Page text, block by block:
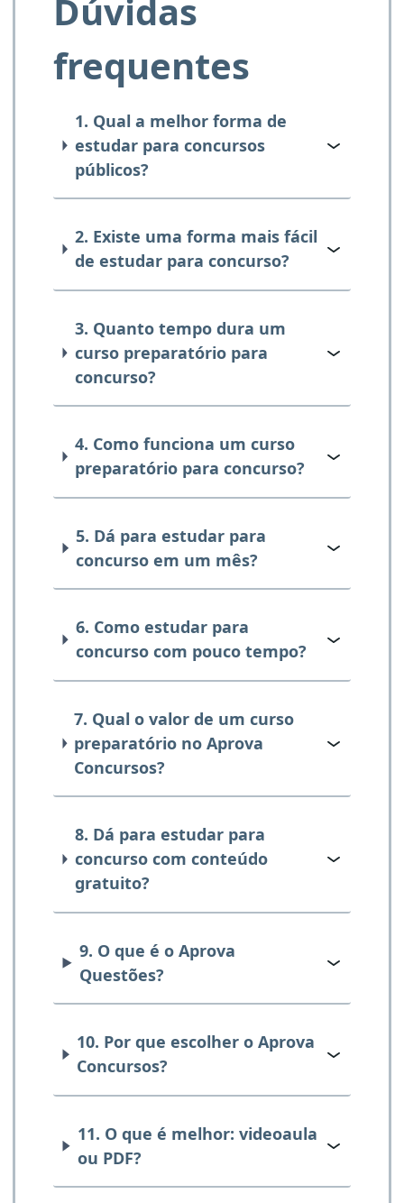
Dúvidas
frequentes
1. Qual a melhor forma de
estudar para concursos
públicos?
2. Existe uma forma mais fácil
de estudar para concurso?
3. Quanto tempo dura um
curso preparatório para
concurso?
4. Como funciona um curso
preparatório para concurso?
5. Dá para estudar para
concurso em um mês?
6. Como estudar para
concurso com pouco tempo?
7. Qual o valor de um curso
preparatório no Aprova
Concursos?
8. Dá para estudar para
concurso com conteúdo
gratuito?
9. O que é o Aprova
Questões?
10. Por que escolher o Aprova
Concursos?
11. O que é melhor: videoaula
ou PDF?